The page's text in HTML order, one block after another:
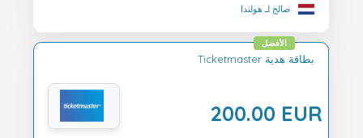
صالح لـ هولندا
Ticketmaster بطاقة هدية
200.00 EUR
الأفضل